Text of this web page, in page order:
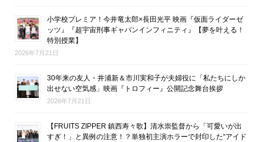
小学校プレミア！今井竜太郎×長田光平 映画『仮面ライダーゼ
ッツ』『超宇宙刑事ギャバンインフィニティ』【夢を叶える！
特別授業】
2026年7月21日
30年来の友人・井浦新＆市川実和子が夫婦役に「私たちにしか
出せない空気感」映画『トロフィー』公開記念舞台挨拶
2026年7月21日
【FRUITS ZIPPER 鎮西寿々歌】清水崇監督から「可愛いが出
すぎ！」と異例の注意！？単独初主演ホラーで封印した“アイド